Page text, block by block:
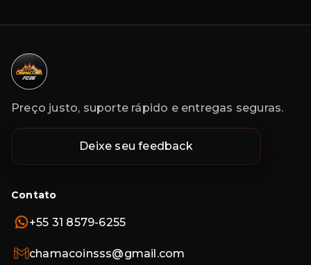
Preço justo, suporte rápido e entregas seguras.
Deixe seu feedback
Contato
+55 31 8579-6255
chamacoinsss@gmail.com